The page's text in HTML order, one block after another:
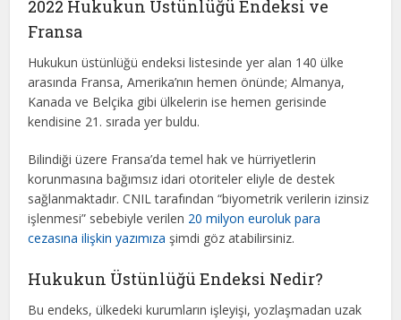
2022 Hukukun Üstünlüğü Endeksi ve
Fransa
Hukukun üstünlüğü endeksi listesinde yer alan 140 ülke
arasında Fransa, Amerika’nın hemen önünde; Almanya,
Kanada ve Belçika gibi ülkelerin ise hemen gerisinde
kendisine 21. sırada yer buldu.
Bilindiği üzere Fransa’da temel hak ve hürriyetlerin
korunmasına bağımsız idari otoriteler eliyle de destek
sağlanmaktadır. CNIL tarafından “biyometrik verilerin izinsiz
işlenmesi” sebebiyle verilen 20 milyon euroluk para
cezasına ilişkin yazımıza şimdi göz atabilirsiniz.
Hukukun Üstünlüğü Endeksi Nedir?
Bu endeks, ülkedeki kurumların işleyişi, yozlaşmadan uzak